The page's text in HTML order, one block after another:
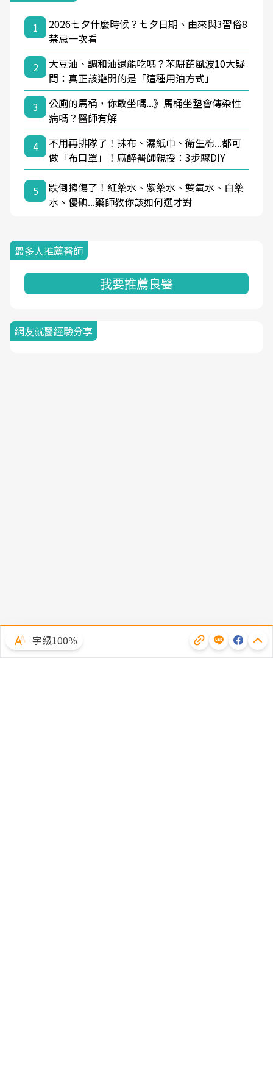
1
2026七夕什麼時候？七夕日期、由來與3習俗8
禁忌一次看
2
大豆油、調和油還能吃嗎？苯駢芘風波10大疑
問：真正該避開的是「這種用油方式」
3
公廁的馬桶，你敢坐嗎...》馬桶坐墊會傳染性
病嗎？醫師有解
4
不用再排隊了！抹布、濕紙巾、衛生棉...都可
做「布口罩」！麻醉醫師親授：3步驟DIY
5
跌倒擦傷了！紅藥水、紫藥水、雙氧水、白藥
水、優碘...藥師教你該如何選才對
最多人推薦醫師
我要推薦良醫
網友就醫經驗分享
字級100％